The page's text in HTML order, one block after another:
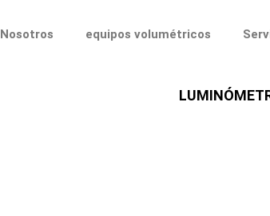
Nosotros equipos volumétricos